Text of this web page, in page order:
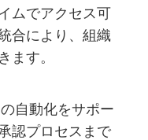
ムでアクセス可
合により、組織
ます。
自動化をサポー
認プロセスまで